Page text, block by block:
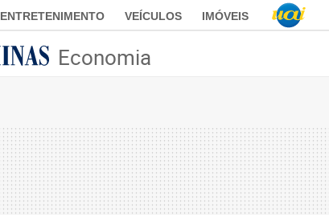
ENTRETENIMENTO VEÍCULOS IMÓVEIS
Economia